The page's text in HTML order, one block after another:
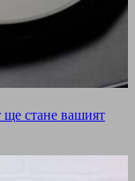
ще стане вашият